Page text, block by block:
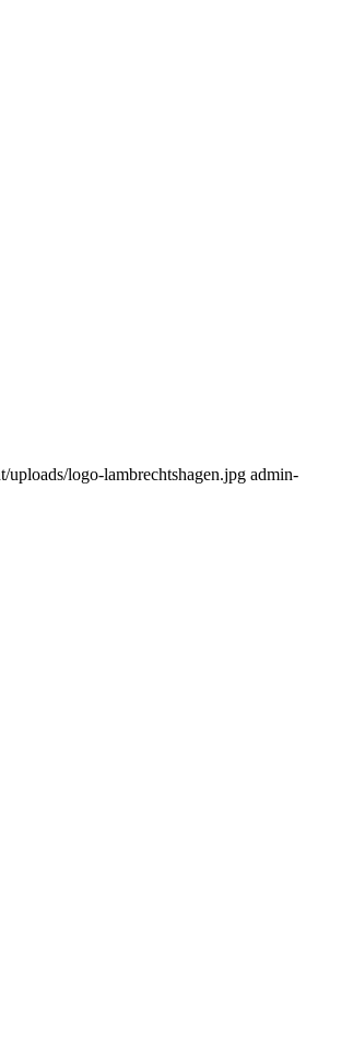
uploads/logo-lambrechtshagen.jpg admin-